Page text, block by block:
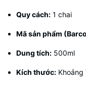
Quy cách: 1 chai
Mã sản phẩm
Dung tích: 500ml
Kích thước: Khoảng